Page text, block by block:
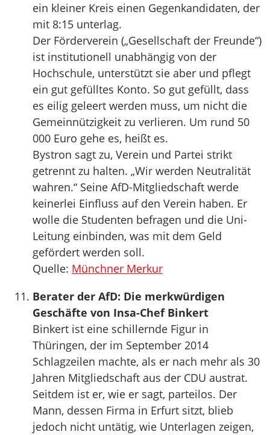
ein kleiner Kreis einen Gegenkandidaten, der
mit 8:15 unterlag.
Der Förderverein („Gesellschaft der Freunde“)
ist institutionell unabhängig von der
Hochschule, unterstützt sie aber und pflegt
ein gut gefülltes Konto. So gut gefüllt, dass
es eilig geleert werden muss, um nicht die
Gemeinnützigkeit zu verlieren. Um rund 50
000 Euro gehe es, heißt es.
Bystron sagt zu, Verein und Partei strikt
getrennt zu halten. „Wir werden Neutralität
wahren.“ Seine AfD-Mitgliedschaft werde
keinerlei Einfluss auf den Verein haben. Er
wolle die Studenten befragen und die Uni-
Leitung einbinden, was mit dem Geld
gefördert werden soll.
Quelle: Münchner Merkur
Berater der AfD: Die merkwürdigen
Geschäfte von Insa-Chef Binkert
Binkert ist eine schillernde Figur in
Thüringen, der im September 2014
Schlagzeilen machte, als er nach mehr als 30
Jahren Mitgliedschaft aus der CDU austrat.
Seitdem ist er, wie er sagt, parteilos. Der
Mann, dessen Firma in Erfurt sitzt, blieb
jedoch nicht untätig, wie Unterlagen zeigen,